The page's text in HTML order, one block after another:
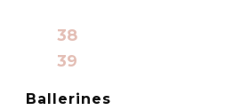
38
39
Ballerines